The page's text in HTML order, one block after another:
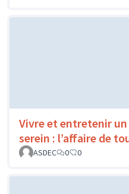
Vivre et entretenir
serein : l’affaire de
ASDEC
0 0